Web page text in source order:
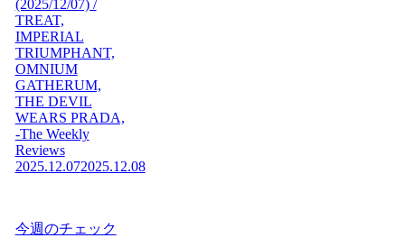
(2025/12/07) /
TREAT,
IMPERIAL
TRIUMPHANT,
OMNIUM
GATHERUM,
THE DEVIL
WEARS PRADA,
-The Weekly
Reviews
2025.12.072025.12.08
今週のチェック